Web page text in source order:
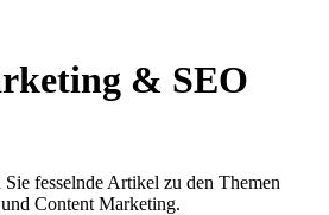
& SEO
fesselnde Artikel zu den Themen
Content Marketing.